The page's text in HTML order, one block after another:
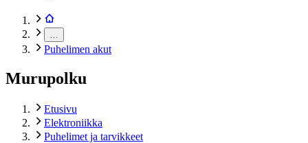
Puhelimen akut
Murupolku
Etusivu
Elektroniikka
Puhelimet ja tarvikkeet